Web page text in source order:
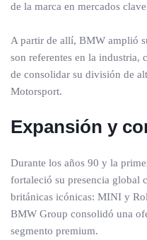
de la marca en mercados
A partir de allí, BMW amplió
son referentes en la industria,
de consolidar su división de
Motorsport.
Expansión y
Durante los años 90 y la
fortaleció su presencia global
británicas icónicas: MINI y
BMW Group consolidó una
segmento premium.